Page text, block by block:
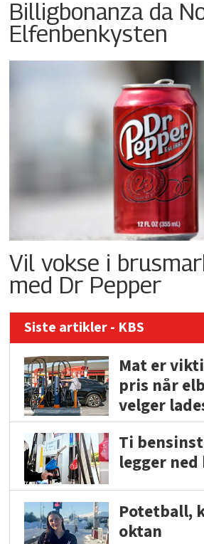
Billigbonanza da
Elfenbenkysten
Vil vokse i
med Dr Pepper
Siste artikler - KBS
Mat er
pris når
velger
Ti
legger
Potetball,
oktan